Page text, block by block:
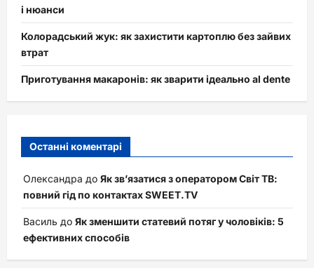
і нюанси
Колорадський жук: як захистити картоплю без зайвих
втрат
Приготування макаронів: як зварити ідеально al dente
Останні коментарі
Олександра до Як зв’язатися з оператором Світ ТВ:
повний гід по контактах SWEET.TV
Василь до Як зменшити статевий потяг у чоловіків: 5
ефективних способів